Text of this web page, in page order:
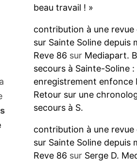
beau travail ! »
contribution à une revue
sur Sainte Soline depuis
Reve 86 sur Mediapart.
secours à Sainte-Soline :
enregistrement enfonce
Retour sur une
secours à S.
contribution à une revue
sur Sainte Soline depuis
Reve 86 sur Serge D.